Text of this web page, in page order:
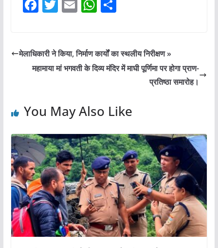
F
a
e
b
k
T
w
er
E
m
l
W
h
s
A
S
e
मेलाधिकारी ने किया, निर्माण कार्यों का स्थलीय निरीक्षण »
महामाया मां भगवती के दिव्य मंदिर में माघी पूर्णिमा पर होगा प्राण-
प्रतिष्ठा समारोह।
You May Also Like